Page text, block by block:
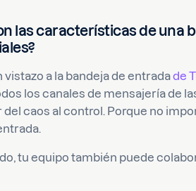
las características de una
vistazo a la bandeja de entradade
los canales de mensajería de
del caos al control. Porque no
tu equipo también puede